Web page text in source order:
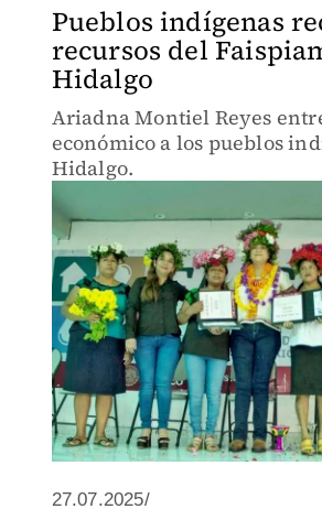
Pueblos indígenas
recursos del
Hidalgo
Ariadna Montiel Reyes
económico a los pueblos
Hidalgo.
27.07.2025/